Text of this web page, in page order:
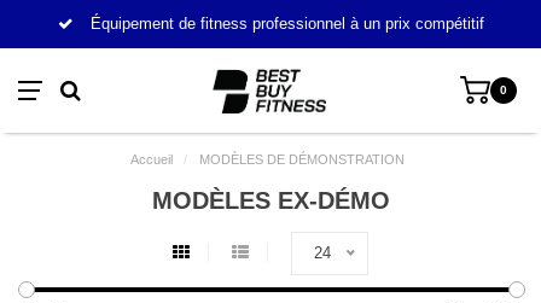
Équipement de fitness professionnel à un prix compétitif
0
Accueil / MODÈLES DE DÉMONSTRATION
MODÈLES EX-DÉMO
24